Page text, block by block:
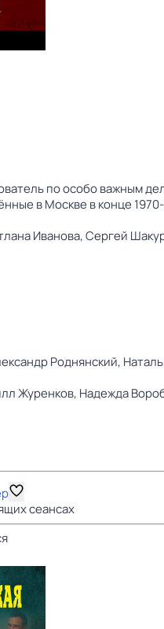
по особо важным
в Москве в конце
Иванова,Сергей
Роднянский,
Журенков, Надежда
сеансах